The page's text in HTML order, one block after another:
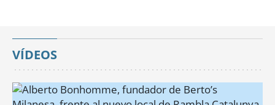
VÍDEOS